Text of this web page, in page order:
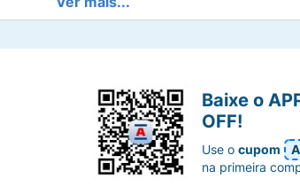
manter a temperatura da água por mais
indesejados na mochila.
Baixe o
OFF!
Use ocupom
na primeira